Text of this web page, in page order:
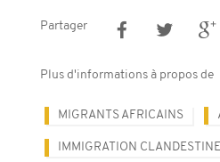
Partager
Plus d'informations à propos de
MIGRANTS AFRICAINS
IMMIGRATION CLANDESTINE